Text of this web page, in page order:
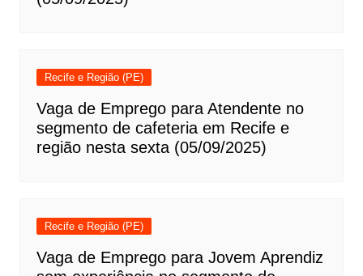
Recife e Região (PE)
Vaga de Emprego para Atendente no
segmento de cafeteria em Recife e
região nesta sexta (05/09/2025)
Recife e Região (PE)
Vaga de Emprego para Jovem Aprendiz